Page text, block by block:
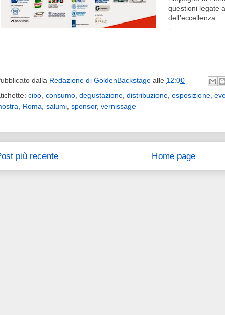
questioni legate
dell’eccellenza.
.
dalla Redazione di GoldenBackstage alle 12:00
cibo consumo degustazione distribuzione esposizione
Roma salumi sponsor, vernissage
più recente Home page